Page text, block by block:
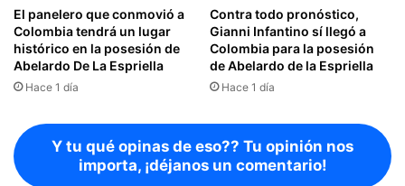
El panelero que conmovió a
Colombia tendrá un lugar
histórico en la posesión de
Abelardo De La Espriella
Hace 1 día
Contra todo pronóstico,
Gianni Infantino sí llegó a
Colombia para la posesión
de Abelardo de la Espriella
Hace 1 día
Y tu qué opinas de eso?? Tu opinión nos
importa, ¡déjanos un comentario!